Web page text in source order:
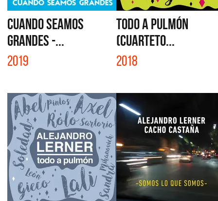
CUANDO SEAMOS
GRANDES -...
2019
TODO A PULMÓN
(CUARTETO...
2018